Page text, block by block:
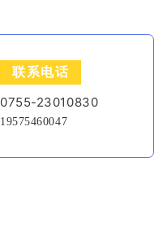
联系电话
0755-23010830
19575460047